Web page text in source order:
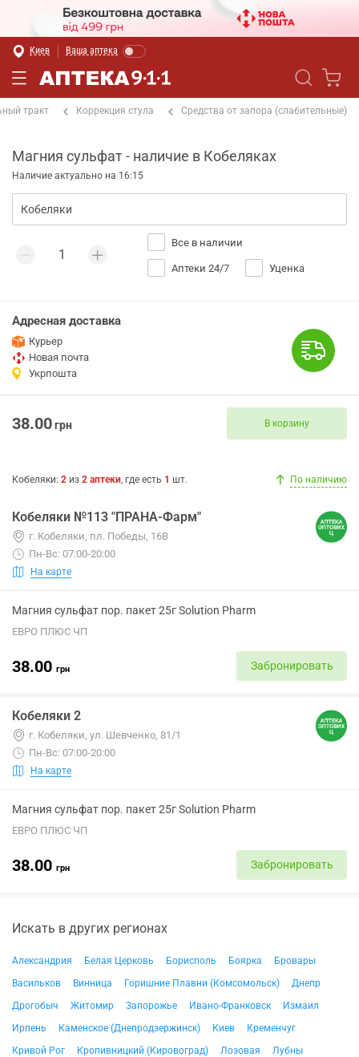
Киев Ваша аптека
тракт Коррекция стула Средства от запора (слабительные)
Магния сульфат - наличие в Кобеляках
Наличие актуально на 16:15
Все в наличии
Аптеки 24/7 Уценка
Адресная доставка
Курьер
Новая почта
Укрпошта
38.00грн В корзину
Кобеляки: 2 из 2 аптеки, где есть 1 шт. По наличию
Кобеляки №113 "ПРАНА-Фарм"
г. Кобеляки, пл. Победы, 16В
Пн-Вс: 07:00-20:00
На карте
Магния сульфат пор. пакет 25г Solution Pharm
ЕВРО ПЛЮС ЧП
38.00 грн Забронировать
Кобеляки 2
г. Кобеляки, ул. Шевченко, 81/1
Пн-Вс: 07:00-20:00
На карте
Магния сульфат пор. пакет 25г Solution Pharm
ЕВРО ПЛЮС ЧП
38.00 грн Забронировать
Искать в других регионах
Александрия Белая Церковь Борисполь Боярка
Бровары
Васильков
Винница Горишние Плавни (Комсомольск)
Днепр
Дрогобыч
Житомир Запорожье Ивано-Франковск
Измаил
Ирпень
Каменское (Днепродзержинск) Киев
Кременчуг
Кривой Рог
Кропивницкий (Кировоград) Лозовая
Лубны